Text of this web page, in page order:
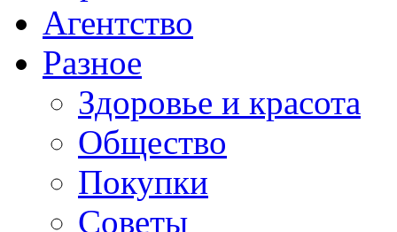
Агентство
Разное
Здоровье и красота
Общество
Покупки
Советы